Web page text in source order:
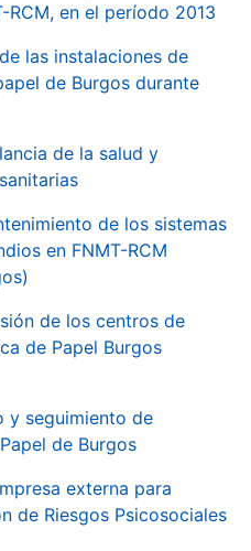
RCM, en el período 2013
las instalaciones de
de Burgos durante
de la salud y
de los sistemas
en FNMT-RCM
de los centros de
de Papel Burgos
y seguimiento de
de Burgos
externa para
de Riesgos Psicosociales